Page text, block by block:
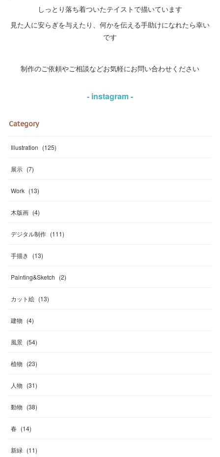
しっとり落ち着ついたテイストで描いています
見た人に安らぎを与えたり、何かを伝える手助けになれたら幸い
です
制作のご依頼やご相談などお気軽にお問い合わせください
- instagram -
Category
Illustration (125)
展示 (7)
Work (13)
木版画 (4)
デジタル制作 (111)
手描き (13)
Painting&Sketch (2)
カット絵 (13)
建物 (4)
風景 (54)
植物 (23)
人物 (31)
動物 (38)
春 (14)
新緑 (11)